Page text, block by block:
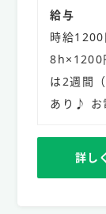
給与
時給
8h×1200
は2週間
あり♪ お
詳し